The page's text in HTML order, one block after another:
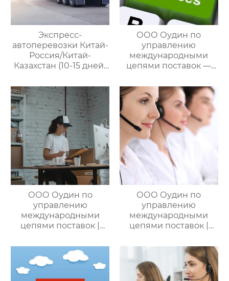
Экспресс-
автоперевозки Китай-
Россия/Китай-
Казахстан (10-15 дней)
управлению
международными
цепями поставок
ООО Оудин по
управлению
международными
цепями поставок —
мире китайско-
российских закупок
ООО Оудин по
управлению
международными
цепями поставок |
услуги
посреднических
закупок Китай-Россия:
комплексное
ООО Оудин по
управлению
международными
цепями поставок |
услуги для полного
посреднических
закупок Китай-Россия